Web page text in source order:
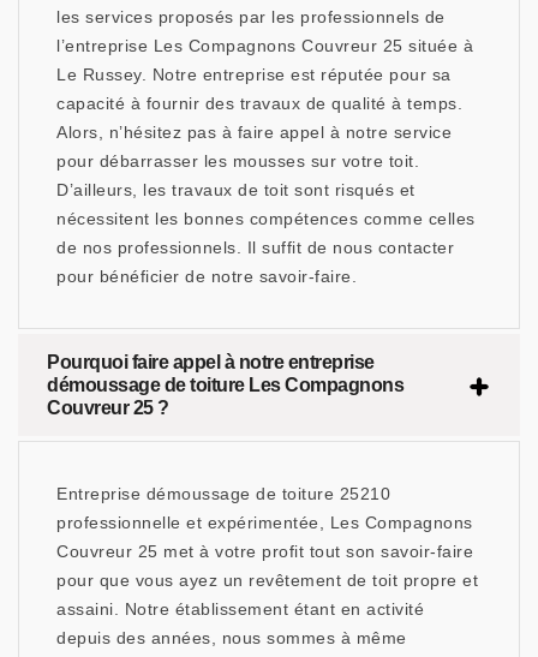
les services proposés par les professionnels de
l’entreprise Les Compagnons Couvreur 25 située à
Le Russey. Notre entreprise est réputée pour sa
capacité à fournir des travaux de qualité à temps.
Alors, n’hésitez pas à faire appel à notre service
pour débarrasser les mousses sur votre toit.
D’ailleurs, les travaux de toit sont risqués et
nécessitent les bonnes compétences comme celles
de nos professionnels. Il suffit de nous contacter
pour bénéficier de notre savoir-faire.
Pourquoi faire appel à notre entreprise
démoussage de toiture Les Compagnons
Couvreur 25 ?
Entreprise démoussage de toiture 25210
professionnelle et expérimentée, Les Compagnons
Couvreur 25 met à votre profit tout son savoir-faire
pour que vous ayez un revêtement de toit propre et
assaini. Notre établissement étant en activité
depuis des années, nous sommes à même